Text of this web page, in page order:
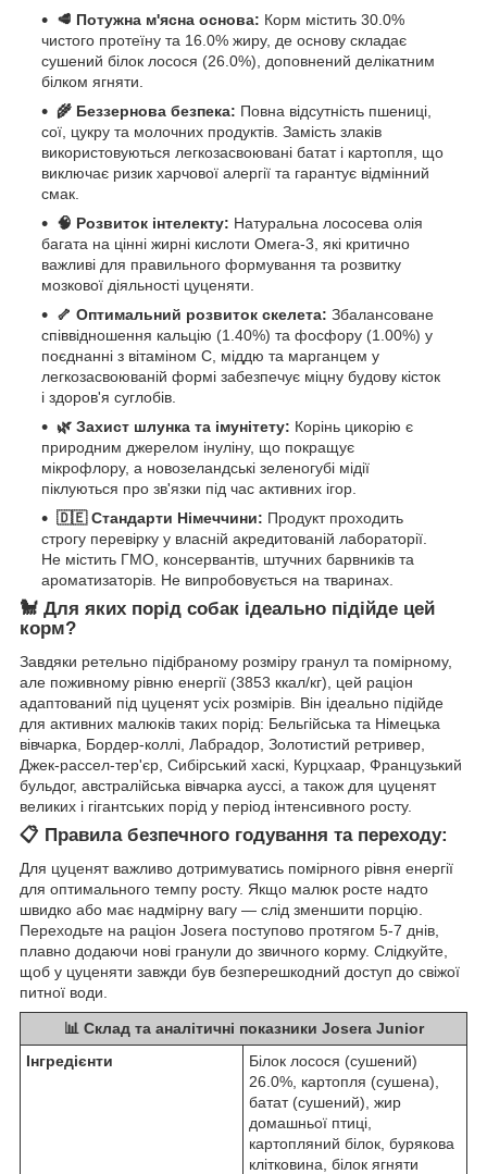
🥩 Потужна м'ясна основа: Корм містить 30.0%
чистого протеїну та 16.0% жиру, де основу складає
сушений білок лосося (26.0%), доповнений делікатним
білком ягняти.
🌾 Беззернова безпека: Повна відсутність пшениці,
сої, цукру та молочних продуктів. Замість злаків
використовуються легкозасвоювані батат і картопля, що
виключає ризик харчової алергії та гарантує відмінний
смак.
🧠 Розвиток інтелекту: Натуральна лососева олія
багата на цінні жирні кислоти Омега-3, які критично
важливі для правильного формування та розвитку
мозкової діяльності цуценяти.
🦴 Оптимальний розвиток скелета: Збалансоване
співвідношення кальцію (1.40%) та фосфору (1.00%) у
поєднанні з вітаміном C, міддю та марганцем у
легкозасвоюваній формі забезпечує міцну будову кісток
і здоров'я суглобів.
🌿 Захист шлунка та імунітету: Корінь цикорію є
природним джерелом інуліну, що покращує
мікрофлору, а новозеландські зеленогубі мідії
піклуються про зв'язки під час активних ігор.
🇩🇪 Стандарти Німеччини: Продукт проходить
строгу перевірку у власній акредитованій лабораторії.
Не містить ГМО, консервантів, штучних барвників та
ароматизаторів. Не випробовується на тваринах.
🐩 Для яких порід собак ідеально підійде цей
корм?
Завдяки ретельно підібраному розміру гранул та помірному,
але поживному рівню енергії (3853 ккал/кг), цей раціон
адаптований під цуценят усіх розмірів. Він ідеально підійде
для активних малюків таких порід: Бельгійська та Німецька
вівчарка, Бордер-коллі, Лабрадор, Золотистий ретривер,
Джек-рассел-тер'єр, Сибірський хаскі, Курцхаар, Французький
бульдог, австралійська вівчарка ауссі, а також для цуценят
великих і гігантських порід у період інтенсивного росту.
📋 Правила безпечного годування та переходу:
Для цуценят важливо дотримуватись помірного рівня енергії
для оптимального темпу росту. Якщо малюк росте надто
швидко або має надмірну вагу — слід зменшити порцію.
Переходьте на раціон Josera поступово протягом 5-7 днів,
плавно додаючи нові гранули до звичного корму. Слідкуйте,
щоб у цуценяти завжди був безперешкодний доступ до свіжої
питної води.
📊 Склад та аналітичні показники Josera Junior
Інгредієнти
Білок лосося (сушений)
26.0%, картопля (сушена),
батат (сушений), жир
домашньої птиці,
картопляний білок, бурякова
клітковина, білок ягняти